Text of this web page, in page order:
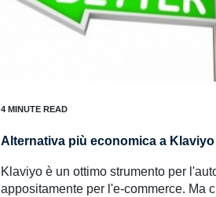
Alternativa più economica a Klaviyo
Klaviyo è un ottimo strumento per
appositamente per l'e-commerce. Ma